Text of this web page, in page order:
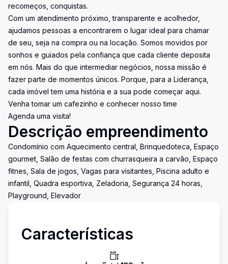
recomeços, conquistas.
Com um atendimento próximo, transparente e acolhedor,
ajudamos pessoas a encontrarem o lugar ideal para chamar
de seu, seja na compra ou na locação. Somos movidos por
sonhos e guiados pela confiança que cada cliente deposita
em nós. Mais do que intermediar negócios, nossa missão é
fazer parte de momentos únicos. Porque, para a Liderança,
cada imóvel tem uma história e a sua pode começar aqui.
Venha tomar um cafezinho e conhecer nosso time
Agenda uma visita!
Descrição empreendimento
Condomínio com Aquecimento central, Brinquedoteca, Espaço
gourmet, Salão de festas com churrasqueira a carvão, Espaço
fitnes, Sala de jogos, Vagas para visitantes, Piscina adulto e
infantil, Quadra esportiva, Zeladoria, Segurança 24 horas,
Playground, Elevador
Características